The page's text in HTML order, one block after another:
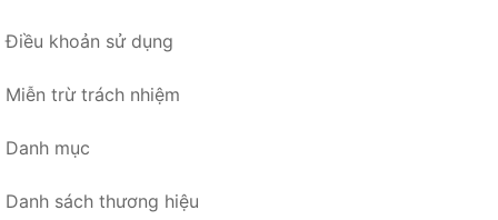
Điều khoản sử dụng
Miễn trừ trách nhiệm
Danh mục
Danh sách thương hiệu